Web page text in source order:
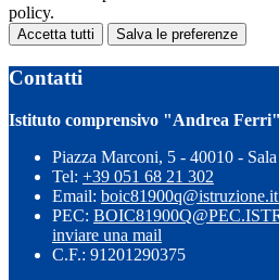
policy.
Accetta tutti Salva le preferenze
Contatti
Istituto comprensivo "Andrea Ferri"
Piazza Marconi, 5 - 40010 -
Tel: +39 051 68 21 302
Email: boic81900q@istruzione.it
PEC:
inviare una mail
C.F.: 91201290375